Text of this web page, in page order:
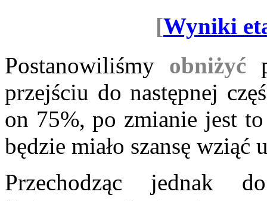
[Wyniki
Postanowiliśmy obniżyć
przejściu do następnej
on 75%, po zmianie jest
będzie miało szansę wziąć
Przechodząc jednak